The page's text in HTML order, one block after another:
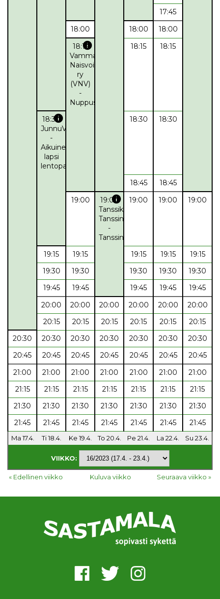
17:45
18:00
18:00
18:00
18:15info
Vammalan
Naisvoimistelijat
ry
(VNV)
-
Nuppuset
18:15 18:15
18:30info
JunnuValepa
-
Aikuinen-
lapsi
lentopallo
18:30 18:30
18:45
18:45
19:00
19:00info
Tanssikoulu
TanssinTahti
-
Tanssinopetus
19:00 19:00 19:00
19:15 19:15 19:15 19:15
19:15
19:30
19:30 19:30 19:30
19:30
19:45
19:45 19:45 19:45
19:45
20:00
20:00 20:00 20:00 20:00
20:00
20:15
20:15 20:15 20:15 20:15
20:15
20:30
20:30 20:30 20:30 20:30 20:30
20:30
20:45
20:45 20:45 20:45 20:45 20:45
20:45
21:00
21:00 21:00 21:00 21:00 21:00
21:00
21:15
21:15 21:15 21:15 21:15 21:15
21:15
21:30
21:30 21:30 21:30 21:30 21:30
21:30
21:45
21:45 21:45 21:45 21:45 21:45 21:45
Ma 17.4. Ti 18.4. Ke 19.4. To 20.4. Pe 21.4. La 22.4. Su 23.4.
VIIKKO:
« Edellinen viikko Kuluva viikko Seuraava viikko »